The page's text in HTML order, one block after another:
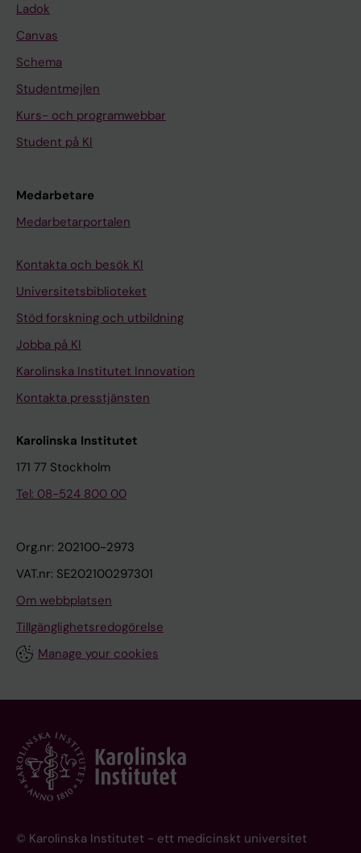
Ladok
Canvas
Schema
Studentmejlen
Kurs- och programwebbar
Student på KI
Medarbetare
Medarbetarportalen
Kontakta och besök KI
Universitetsbiblioteket
Stöd forskning och utbildning
Jobba på KI
Karolinska Institutet Innovation
Kontakta presstjänsten
Karolinska Institutet
171 77 Stockholm
Tel: 08-524 800 00
Org.nr: 202100-2973
VAT.nr: SE202100297301
Om webbplatsen
Tillgänglighetsredogörelse
Manage your cookies
© Karolinska Institutet - ett medicinskt universitet